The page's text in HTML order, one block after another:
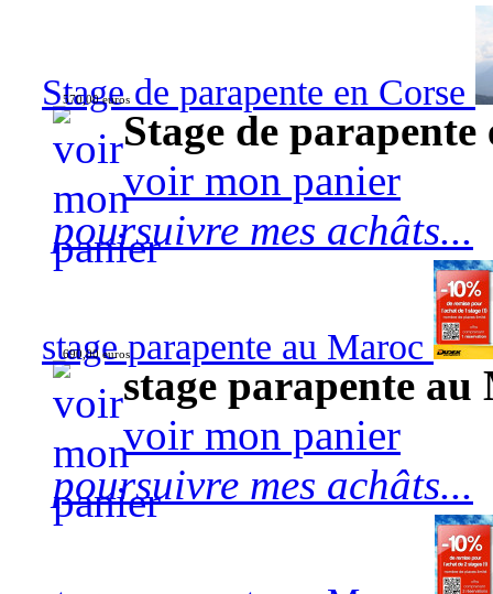
Stage de parapente en Corse
570,00 euros
Stage de
voir mon panier
poursuivre mes achâts...
stage parapente au Maroc
690,00 euros
stage parapente
voir mon panier
poursuivre mes achâts...